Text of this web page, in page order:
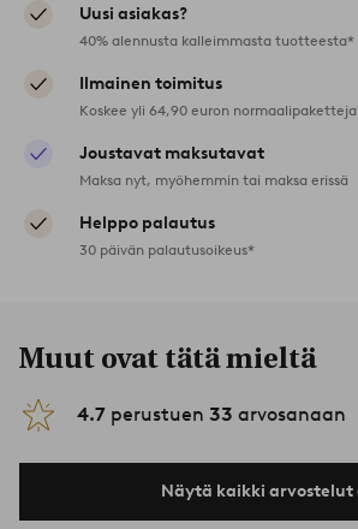
Uusi asiakas?
40% alennusta kalleimmasta tuotteesta*
Ilmainen toimitus
Koskee yli 64,90 euron
Joustavat maksutavat
Maksa nyt, myöhemmin tai maksa erissä
Helppo palautus
30 päivän palautusoikeus*
Muut ovat tätä mieltä
4.7 perustuen 33 arvosanaan
Näytä kaikki arvostelut